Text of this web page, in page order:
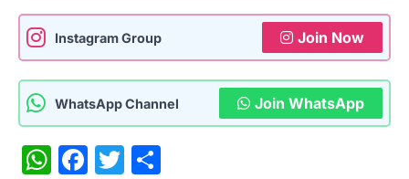
Instagram Group Join Now
WhatsApp Channel Join WhatsApp
WhatsApp
Facebook
Twitter